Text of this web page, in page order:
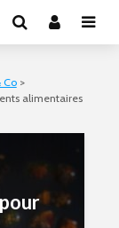
Co>
alimentaires